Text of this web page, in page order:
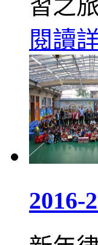
習之旅
閱讀
2016-